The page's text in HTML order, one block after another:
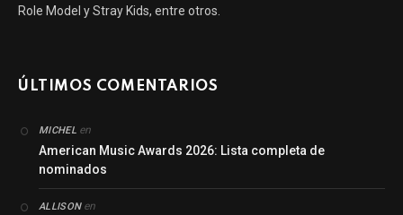
Role Model y Stray Kids, entre otros.
ÚLTIMOS COMENTARIOS
MICHELen
American Music Awards 2026: Lista completa de
nominados
ALLISONen